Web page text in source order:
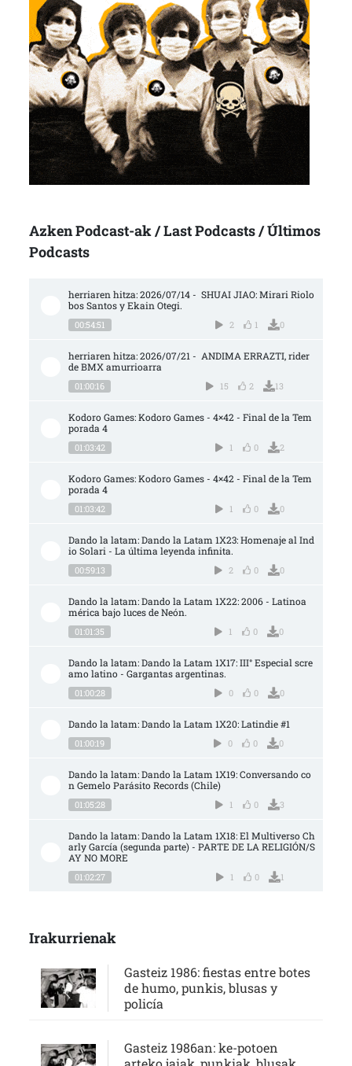
Azken Podcast-ak / Last Podcasts / Últimos
Podcasts
herriaren hitza: 2026/07/14 -  SHUAI JIAO: Mirari Riolo
bos Santos y Ekain Otegi.
00:54:51 2 1 0
herriaren hitza: 2026/07/21 -  ANDIMA ERRAZTI, rider
de BMX amurrioarra
01:00:16 15 2 13
Kodoro Games: Kodoro Games - 4×42 - Final de la Tem
porada 4
01:03:42 1 0 2
Kodoro Games: Kodoro Games - 4×42 - Final de la Tem
porada 4
01:03:42 1 0 0
Dando la latam: Dando la Latam 1X23: Homenaje al Ind
io Solari - La última leyenda infinita.
00:59:13 2 0 0
Dando la latam: Dando la Latam 1X22: 2006 - Latinoa
mérica bajo luces de Neón.
01:01:35 1 0 0
Dando la latam: Dando la Latam 1X17: III° Especial scre
amo latino - Gargantas argentinas.
01:00:28 0 0 0
Dando la latam: Dando la Latam 1X20: Latindie #1
01:00:19 0 0 0
Dando la latam: Dando la Latam 1X19: Conversando co
n Gemelo Parásito Records (Chile)
01:05:28 1 0 3
Dando la latam: Dando la Latam 1X18: El Multiverso Ch
arly García (segunda parte) - PARTE DE LA RELIGIÓN/S
AY NO MORE
01:02:27 1 0 1
Irakurrienak
Gasteiz 1986: fiestas entre botes
de humo, punkis, blusas y
policía
Gasteiz 1986an: ke-potoen